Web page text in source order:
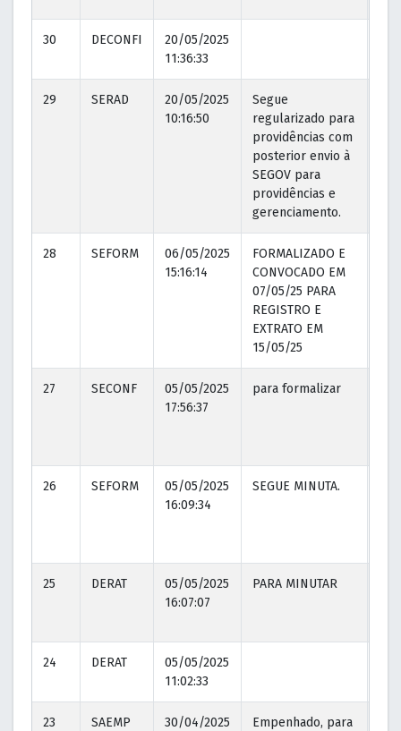
30 DECONFI
20/05/2025
11:36:33
29 SERAD
20/05/2025
10:16:50
Segue
regularizado para
providências com
posterior envio à
SEGOV para
providências e
gerenciamento.
28 SEFORM
06/05/2025
15:16:14
FORMALIZADO E
CONVOCADO EM
07/05/25 PARA
REGISTRO E
EXTRATO EM
15/05/25
27 SECONF
05/05/2025
17:56:37
para formalizar
26 SEFORM
05/05/2025
16:09:34
SEGUE MINUTA.
25 DERAT
05/05/2025
16:07:07
PARA MINUTAR
24 DERAT
05/05/2025
11:02:33
23 SAEMP 30/04/2025 Empenhado, para